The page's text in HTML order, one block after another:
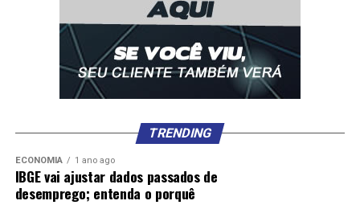
TRENDING
ECONOMIA 1 ano ago
IBGE vai ajustar dados passados de
desemprego; entenda o porquê